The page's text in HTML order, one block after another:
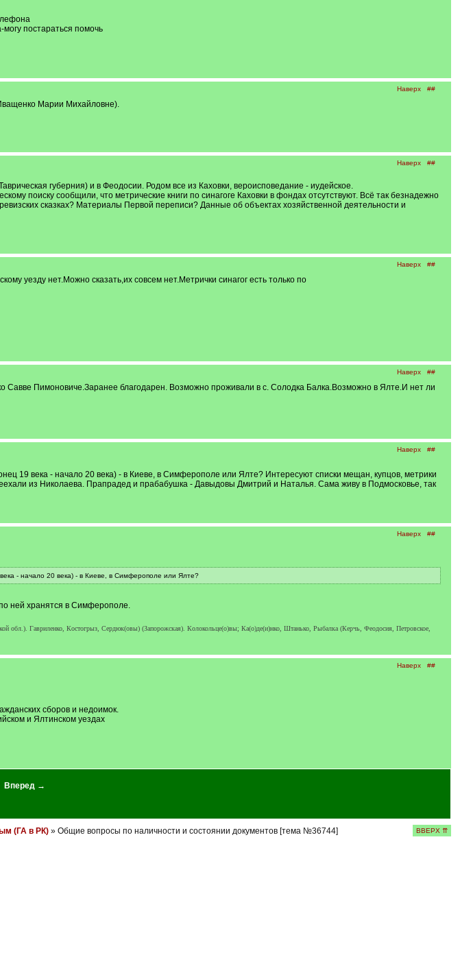
постараться помочь
Наверх ##
Марии Михайловне).
Наверх ##
губерния) и в Феодосии. Родом все из Каховки, вероисповедание - иудейское.
поиску сообщили, что метрические книги по синагоге Каховки в фондах отсутствуют. Всё так безнадежно
сказках? Материалы Первой переписи? Данные об объектах хозяйственной деятельности и
Наверх ##
уезду нет.Можно сказать,их совсем нет.Метрички синагог есть только по
Наверх ##
Пимоновиче.Заранее благодарен. Возможно проживали в с. Солодка Балка.Возможно в Ялте.И нет ли
Наверх ##
19 века - начало 20 века) - в Киеве, в Симферополе или Ялте? Интересуют списки мещан, купцов, метрики
из Николаева. Прапрадед и прабабушка - Давыдовы Дмитрий и Наталья. Сама живу в Подмосковье, так
Наверх ##
- начало 20 века) - в Киеве, в Симферополе или Ялте?
ней хранятся в Симферополе.
Гавриленко, Костогрыз, Сердюк(овы) (Запорожская). Колокольце(о)вы; Ка(о)де(и)нко, Штанько, Рыбалка (Керчь, Феодосия, Петровское,
Наверх ##
сборов и недоимок.
и Ялтинском уездах
Вперед →
(ГА в РК)» Общие вопросы по наличности и состоянии документов [тема №36744] ВВЕРХ ⇈